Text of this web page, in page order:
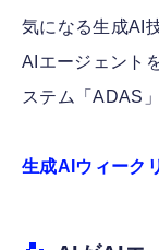
気になる生成AI
AIエージェント
ステム「ADAS
生成AIウィーク